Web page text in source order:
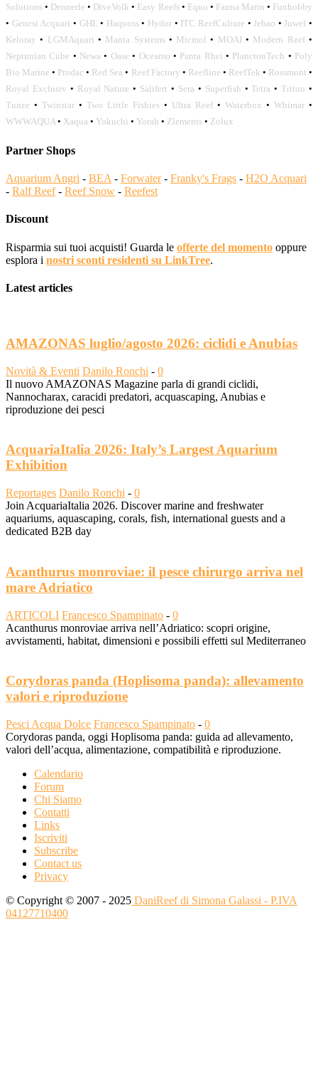
Solutions • Dennerle • DiveVolk • Easy Reefs• Equo • Fauna Marin • Funhobby
• Genesi Acquari • GHL • Haquoss• Hydor • ITC ReefCulture •Jebao •Juwel •
Keloray • LGMAquari • Manta Systems• Micmol • MOAI • Modern Reef•
Neptunian Cube • Newa • Oase • Oceamo • Panta Rhei • PlanctonTech • Poly
Bio Marine • Prodac • Red Sea • Reef Factory • Reefline • ReefTek • Rossmont •
Royal Exclusiv • Royal Nature • Salifert • Sera • Superfish •Tetra •Triton •
Tunze • Twinstar • Two Little Fishies • Ultra Reef • Waterbox • Whimar •
WWWAQUA • Xaqua • Yokuchi • Yorah • Zlements • Zolux
Partner Shops
Aquarium Angri - BEA - Forwater- Franky's Frags - H2O Acquari
- Ralf Reef- Reef Snow - Reefest
Discount
Risparmia sui tuoi acquisti! Guarda le offerte del momento oppure
esplora i nostri sconti residenti su LinkTree.
Latest articles
AMAZONAS luglio/agosto 2026: ciclidi e Anubias
Novità & Eventi Danilo Ronchi - 0
Il nuovo AMAZONAS Magazine parla di grandi ciclidi,
Nannocharax, caracidi predatori, acquascaping, Anubias e
riproduzione dei pesci
AcquariaItalia 2026: Italy’s Largest Aquarium
Exhibition
Reportages Danilo Ronchi - 0
Join AcquariaItalia 2026. Discover marine and freshwater
aquariums, aquascaping, corals, fish, international guests and a
dedicated B2B day
Acanthurus monroviae: il pesce chirurgo arriva nel
mare Adriatico
ARTICOLI Francesco Spampinato - 0
Acanthurus monroviae arriva nell’Adriatico: scopri origine,
avvistamenti, habitat, dimensioni e possibili effetti sul Mediterraneo
Corydoras panda (Hoplisoma panda): allevamento
valori e riproduzione
Pesci Acqua Dolce Francesco Spampinato - 0
Corydoras panda, oggi Hoplisoma panda: guida ad allevamento,
valori dell’acqua, alimentazione, compatibilità e riproduzione.
Calendario
Forum
Chi Siamo
Contatti
Links
Iscriviti
Subscribe
Contact us
Privacy
© Copyright © 2007 - 2025 DaniReef di Simona Galassi - P.IVA
04127710400